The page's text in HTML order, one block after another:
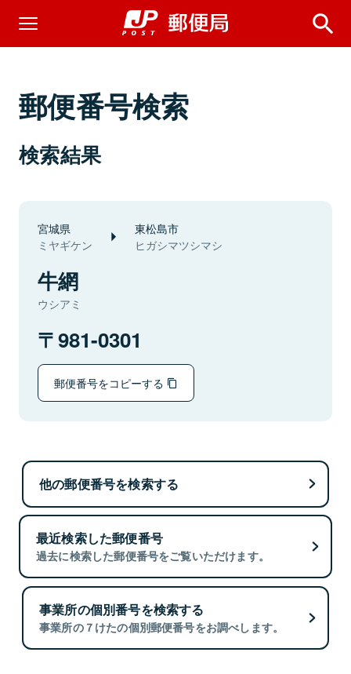
郵便番号検索
検索結果
宮城県
ミヤギケン
東松島市
ヒガシマツシマシ
牛網
ウシアミ
981-0301
郵便番号をコピーする
他の郵便番号を検索する
最近検索した郵便番号
過去に検索した郵便番号をご覧いただけます。
事業所の個別番号を検索する
事業所の７けたの個別郵便番号をお調べします。